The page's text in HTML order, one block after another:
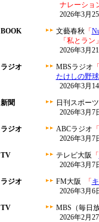
ナレーショ
2026年3月
BOOK
文藝春秋 「
「私とラ
2026年3月
ラジオ
MBSラジオ
たけしの野
2026年3月
新聞
日刊スポーツ
2026年3月7
ラジオ
ABCラジオ 「
2026年3月7
TV
テレビ大阪 「
2026年3月7
ラジオ
FM大阪 「
2026年3月6
TV
MBS（毎日
2026年2月